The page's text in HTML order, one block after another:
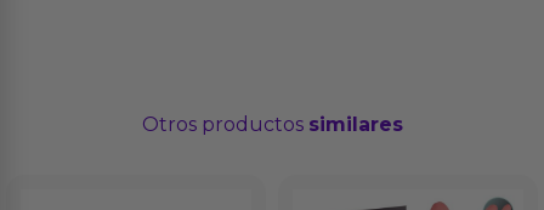
Otros productos similares